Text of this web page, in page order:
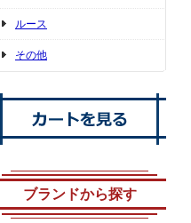
ルース
その他
ブランドから探す